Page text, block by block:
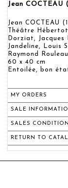
Jean COCTEAU
Jean COCTEAU
Théâtre
Dorziat, Jacques
Jandeline, Louis
Raymond
60 x 40 cm
Entoilée, bon
MY ORDERS
SALE
SALES
RETURN TO